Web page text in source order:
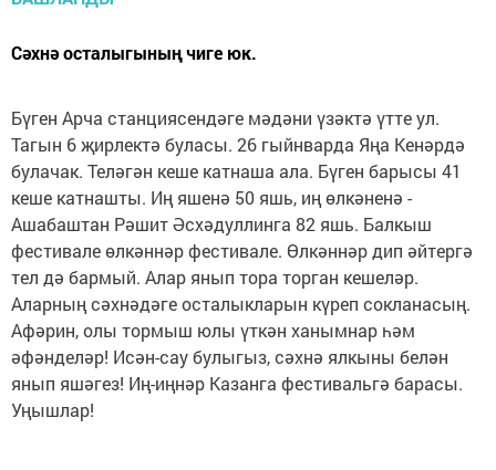
Сәхнә осталыгының чиге юк.
Бүген Арча станциясендәге мәдәни үзәктә үтте ул.
Тагын 6 җирлектә буласы. 26 гыйнварда Яңа Кенәрдә
булачак. Теләгән кеше катнаша ала. Бүген барысы 41
кеше катнашты. Иң яшенә 50 яшь, иң өлкәненә -
Ашабаштан Рәшит Әсхәдуллинга 82 яшь. Балкыш
фестивале өлкәннәр фестивале. Өлкәннәр дип әйтергә
тел дә бармый. Алар янып тора торган кешеләр.
Аларның сәхнәдәге осталыкларын күреп сокланасың.
Афәрин, олы тормыш юлы үткән ханымнар һәм
әфәнделәр! Исән-сау булыгыз, сәхнә ялкыны белән
янып яшәгез! Иң-иңнәр Казанга фестивальгә барасы.
Уңышлар!